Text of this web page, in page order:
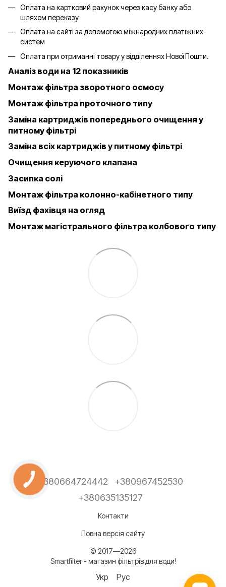
Оплата на картковий рахунок через касу банку або
шляхом переказу
Оплата на сайті за допомогою міжнародних платіжних
систем
Оплата при отриманні товару у відділеннях Нової Пошти.
Аналіз води на 12 показників
Монтаж фільтра зворотного осмосу
Монтаж фільтра проточного типу
Заміна картриджів попереднього очищення у
питному фільтрі
Заміна всіх картриджів у питному фільтрі
Очищення керуючого клапана
Засипка солі
Монтаж фільтра колонно-кабінетного типу
Виїзд фахівця на огляд
Монтаж магістрального фільтра колбового типу
+380664724442
+380967452530
+380635135127
Контакти
Повна версія сайту
© 2017—2026
Smartfilter - магазин фільтрів для води!
Укр Рус